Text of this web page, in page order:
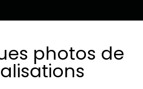
photos de